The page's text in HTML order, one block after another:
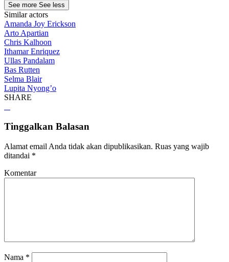
See more See less
Similar actors
Amanda Joy Erickson
Arto Apartian
Chris Kalhoon
Ithamar Enriquez
Ullas Pandalam
Bas Rutten
Selma Blair
Lupita Nyong’o
SHARE
Tinggalkan Balasan
Alamat email Anda tidak akan dipublikasikan. Ruas yang wajib
ditandai *
Komentar
Nama *